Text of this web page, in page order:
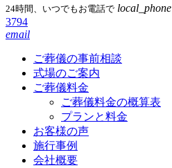
24時間、いつでもお電話で local_phone
3794
email
ご葬儀の事前相談
式場のご案内
ご葬儀料金
ご葬儀料金の概算表
プランと料金
お客様の声
施行事例
会社概要